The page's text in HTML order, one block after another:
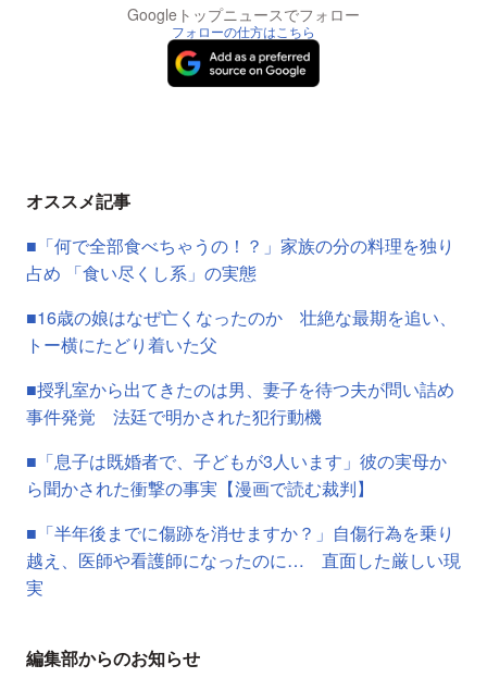
Googleトップニュースでフォロー
フォローの仕方はこちら
オススメ記事
■「何で全部食べちゃうの！？」家族の分の料理を独り
占め 「食い尽くし系」の実態
■16歳の娘はなぜ亡くなったのか 壮絶な最期を追い、
トー横にたどり着いた父
■授乳室から出てきたのは男、妻子を待つ夫が問い詰め
事件発覚 法廷で明かされた犯行動機
■「息子は既婚者で、子どもが3人います」彼の実母か
ら聞かされた衝撃の事実【漫画で読む裁判】
■「半年後までに傷跡を消せますか？」自傷行為を乗り
越え、医師や看護師になったのに… 直面した厳しい現
実
編集部からのお知らせ